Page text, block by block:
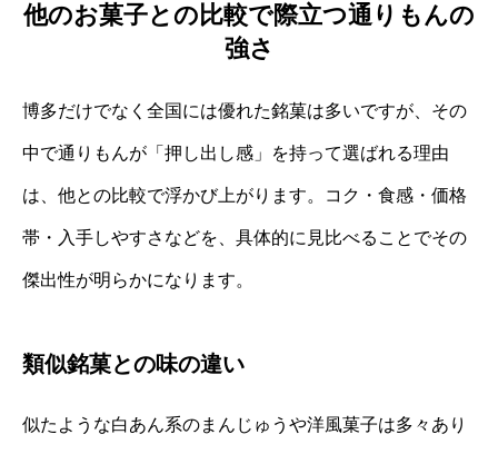
他のお菓子との比較で際立つ通りもんの
強さ
博多だけでなく全国には優れた銘菓は多いですが、その
中で通りもんが「押し出し感」を持って選ばれる理由
は、他との比較で浮かび上がります。コク・食感・価格
帯・入手しやすさなどを、具体的に見比べることでその
傑出性が明らかになります。
類似銘菓との味の違い
似たような白あん系のまんじゅうや洋風菓子は多々あり